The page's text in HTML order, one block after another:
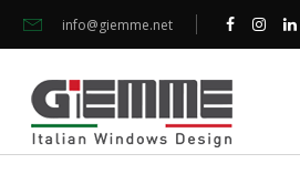
info@giemme.net